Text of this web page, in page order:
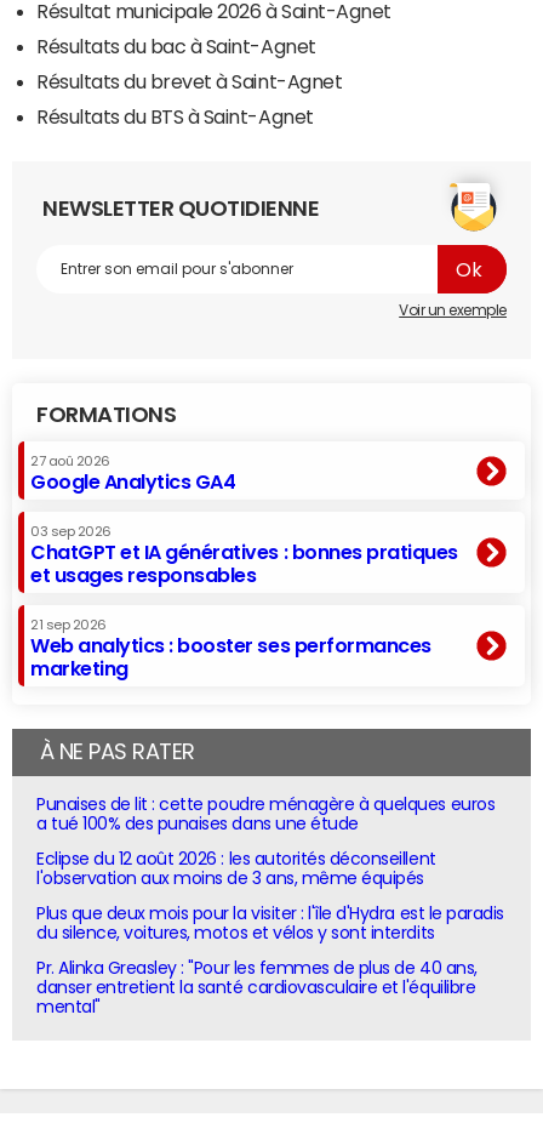
Résultat municipale 2026 à Saint-Agnet
Résultats du bac à Saint-Agnet
Résultats du brevet à Saint-Agnet
Résultats du BTS à Saint-Agnet
NEWSLETTER QUOTIDIENNE
Voir un exemple
FORMATIONS
27 aoû 2026
Google Analytics GA4
03 sep 2026
ChatGPT et IA génératives : bonnes pratiques
et usages responsables
21 sep 2026
Web analytics : booster ses performances
marketing
À NE PAS RATER
Punaises de lit : cette poudre ménagère à quelques euros
a tué 100% des punaises dans une étude
Eclipse du 12 août 2026 : les autorités déconseillent
l'observation aux moins de 3 ans, même équipés
Plus que deux mois pour la visiter : l'île d'Hydra est le paradis
du silence, voitures, motos et vélos y sont interdits
Pr. Alinka Greasley : "Pour les femmes de plus de 40 ans,
danser entretient la santé cardiovasculaire et l'équilibre
mental"